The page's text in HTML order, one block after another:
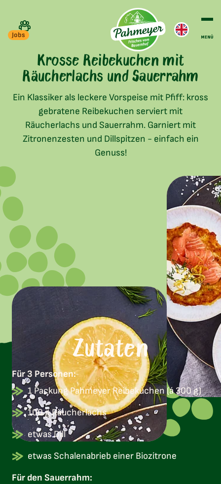
Jobs
Krosse Reibekuchen mit
Räucherlachs und Sauerrahm
Ein Klassiker als leckere Vorspeise mit Pfiff: kross
gebratene Reibekuchen serviert mit
Räucherlachs und Sauerrahm. Garniert mit
Zitronenzesten und Dillspitzen - einfach ein
Genuss!
Zutaten
Für 3 Personen:
1 Packung Pahmeyer Reibekuchen (á 300 g)
100 g Räucherlachs
etwas Dill
etwas Schalenabrieb einer Biozitrone
Für den Sauerrahm: